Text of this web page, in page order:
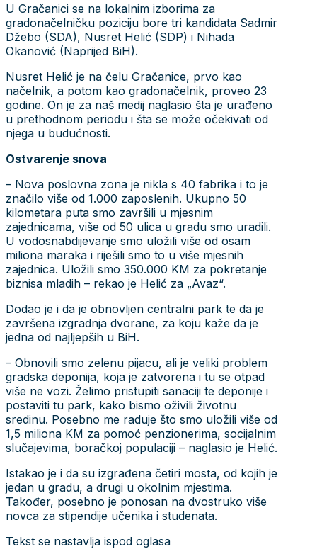
U Gračanici se na lokalnim izborima za
gradonačelničku poziciju bore tri kandidata Sadmir
Džebo (SDA), Nusret Helić (SDP) i Nihada
Okanović (Naprijed BiH).
Nusret Helić je na čelu Gračanice, prvo kao
načelnik, a potom kao gradonačelnik, proveo 23
godine. On je za naš medij naglasio šta je urađeno
u prethodnom periodu i šta se može očekivati od
njega u budućnosti.
Ostvarenje snova
– Nova poslovna zona je nikla s 40 fabrika i to je
značilo više od 1.000 zaposlenih. Ukupno 50
kilometara puta smo završili u mjesnim
zajednicama, više od 50 ulica u gradu smo uradili.
U vodosnabdijevanje smo uložili više od osam
miliona maraka i riješili smo to u više mjesnih
zajednica. Uložili smo 350.000 KM za pokretanje
biznisa mladih – rekao je Helić za „Avaz“.
Dodao je i da je obnovljen centralni park te da je
završena izgradnja dvorane, za koju kaže da je
jedna od najljepših u BiH.
– Obnovili smo zelenu pijacu, ali je veliki problem
gradska deponija, koja je zatvorena i tu se otpad
više ne vozi. Želimo pristupiti sanaciji te deponije i
postaviti tu park, kako bismo oživili životnu
sredinu. Posebno me raduje što smo uložili više od
1,5 miliona KM za pomoć penzionerima, socijalnim
slučajevima, boračkoj populaciji – naglasio je Helić.
Istakao je i da su izgrađena četiri mosta, od kojih je
jedan u gradu, a drugi u okolnim mjestima.
Također, posebno je ponosan na dvostruko više
novca za stipendije učenika i studenata.
Tekst se nastavlja ispod oglasa